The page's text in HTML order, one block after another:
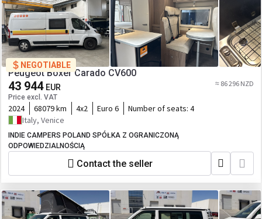
NEGOTIABLE
Peugeot Boxer Carado CV600
43 944 EUR
Price excl. VAT
≈ 86 296 NZD
2024 68079 km 4x2 Euro 6 Number of seats: 4
Italy, Venice
INDIE CAMPERS POLAND SPÓŁKA Z OGRANICZONĄ
ODPOWIEDZIALNOŚCIĄ
Contact the seller